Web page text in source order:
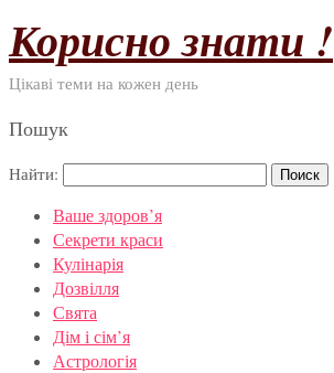
Корисно знати !
Цікаві теми на кожен день
Пошук
Найти:
Ваше здоров’я
Секрети краси
Кулінарія
Дозвілля
Свята
Дім і сім’я
Астрологія